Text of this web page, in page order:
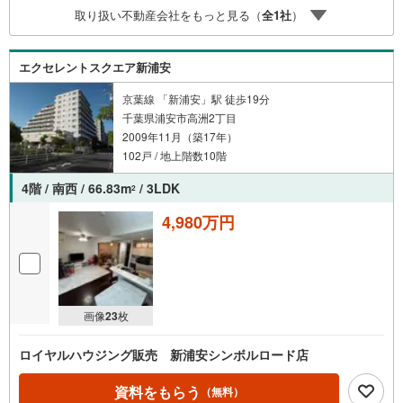
取り扱い不動産会社をもっと見る（全1社）
エクセレントスクエア新浦安
京葉線 「新浦安」駅 徒歩19分
千葉県浦安市高洲2丁目
2009年11月（築17年）
102戸 / 地上階数10階
4階 / 南西 / 66.83m2 / 3LDK
画像23枚
4,980万円
ロイヤルハウジング販売 新浦安シンボルロード店
資料をもらう （無料）